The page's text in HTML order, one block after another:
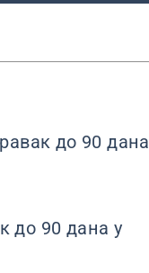
до 90 дана
до 90 дана у